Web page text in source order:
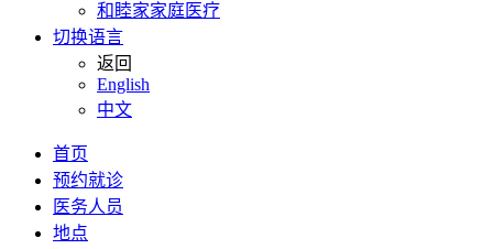
和睦家家庭医疗
切换语言
返回
English
中文
首页
预约就诊
医务人员
地点